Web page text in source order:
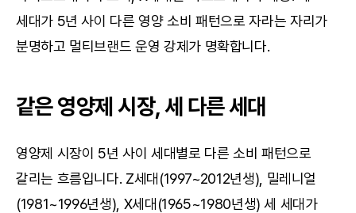
세대가 5년 사이 다른 영양 소비 패턴으로 자라는 자리가
분명하고 멀티브랜드 운영 강제가 명확합니다.
같은 영양제 시장, 세 다른 세대
영양제 시장이 5년 사이 세대별로 다른 소비 패턴으로
갈리는 흐름입니다. Z세대(1997~2012년생), 밀레니얼
(1981~1996년생), X세대(1965~1980년생) 세 세대가